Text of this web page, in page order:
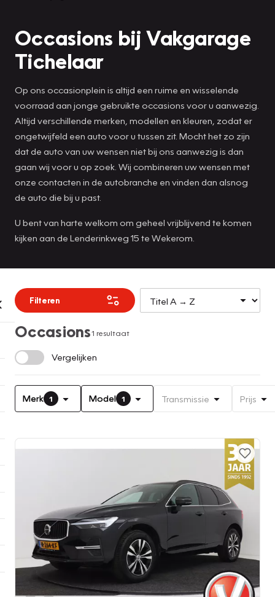
Occasions bij Vakgarage
Tichelaar
Op ons occasionplein is altijd een ruime en wisselende
voorraad aan jonge gebruikte occasions voor u aanwezig.
Altijd verschillende merken, modellen en kleuren, zodat er
ongetwijfeld een auto voor u tussen zit. Mocht het zo zijn
dat de auto van uw wensen niet bij ons aanwezig is dan
gaan wij voor u op zoek. Wij combineren uw wensen met
onze contacten in de autobranche en vinden dan alsnog
de auto die bij u past.
U bent van harte welkom om geheel vrijblijvend te komen
kijken aan de Lenderinkweg 15 te Wekerom.
Filteren
Occasions1 resultaat
Vergelijken
Merk 1 Model 1 Transmissie Prijs